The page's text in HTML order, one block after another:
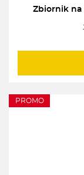
Zbiornik na
PROMO